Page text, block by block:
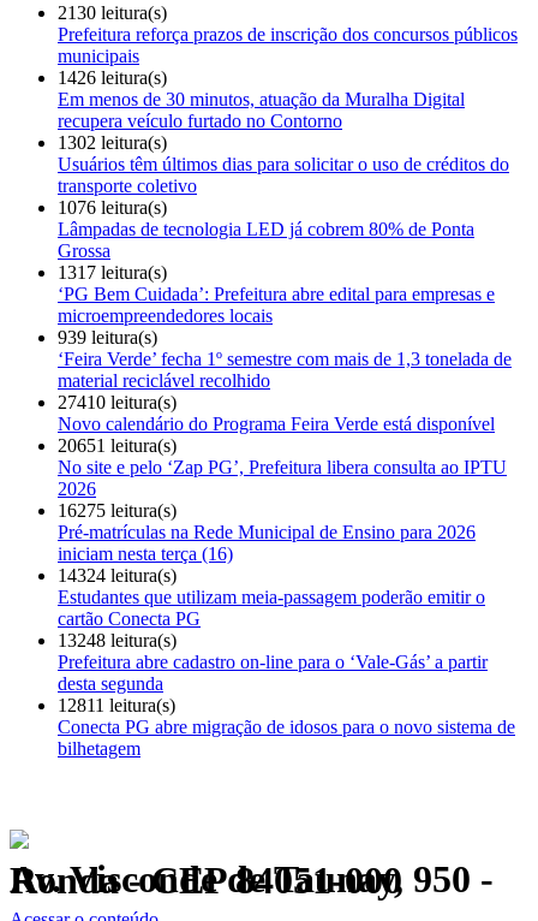
2130 leitura(s)
Prefeitura reforça prazos de inscrição dos concursos públicos
municipais
1426 leitura(s)
Em menos de 30 minutos, atuação da Muralha Digital
recupera veículo furtado no Contorno
1302 leitura(s)
Usuários têm últimos dias para solicitar o uso de créditos do
transporte coletivo
1076 leitura(s)
Lâmpadas de tecnologia LED já cobrem 80% de Ponta
Grossa
1317 leitura(s)
‘PG Bem Cuidada’: Prefeitura abre edital para empresas e
microempreendedores locais
939 leitura(s)
‘Feira Verde’ fecha 1º semestre com mais de 1,3 tonelada de
material reciclável recolhido
27410 leitura(s)
Novo calendário do Programa Feira Verde está disponível
20651 leitura(s)
No site e pelo ‘Zap PG’, Prefeitura libera consulta ao IPTU
2026
16275 leitura(s)
Pré-matrículas na Rede Municipal de Ensino para 2026
iniciam nesta terça (16)
14324 leitura(s)
Estudantes que utilizam meia-passagem poderão emitir o
cartão Conecta PG
13248 leitura(s)
Prefeitura abre cadastro on-line para o ‘Vale-Gás’ a partir
desta segunda
12811 leitura(s)
Conecta PG abre migração de idosos para o novo sistema de
bilhetagem
Av. Visconde de Taunay, 950 - Ronda - CEP 84051-000
Política de Privacidade.